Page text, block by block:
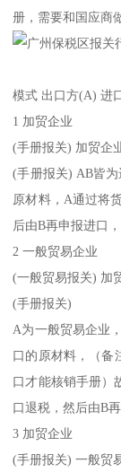
册，需要和国应商
模式 出口方(A) 进
1 加贸企业
(手册报关) 加贸企
(手册报关) AB皆
原材料，A通过将
后由B再申报进口
2 一般贸易企业
(一般贸易报关) 加
(手册报关)
A为一般贸易企业
口的原材料，（备
口才能核销手册）
口退税，然后由B
3 加贸企业
(手册报关) 一般贸